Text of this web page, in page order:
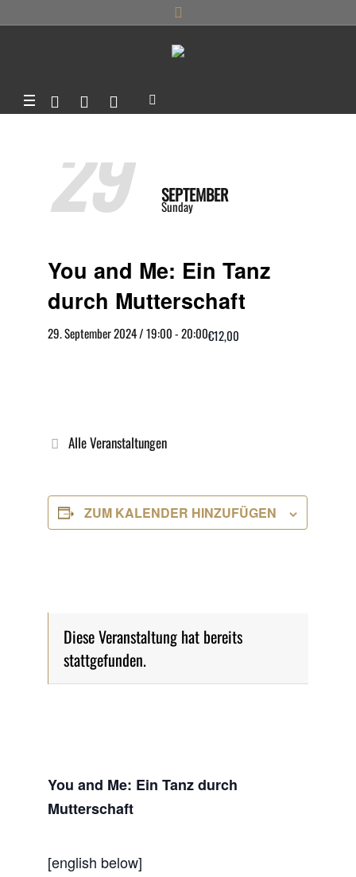
29 SEPTEMBER
Sunday
You and Me: Ein Tanz
durch Mutterschaft
29. September 2024 / 19:00-20:00€12,00
Alle Veranstaltungen
ZUM KALENDER HINZUFÜGEN
Diese Veranstaltung hat bereits
stattgefunden.
You and Me: Ein Tanz durch
Mutterschaft
[english below]